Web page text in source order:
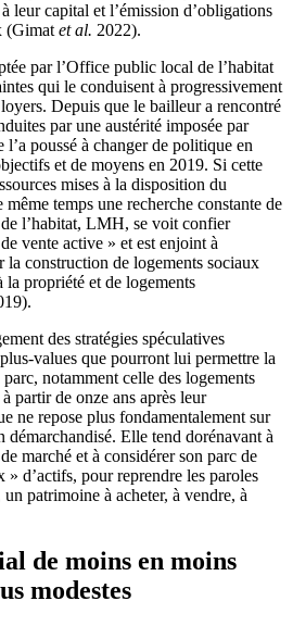
leur capital et l’émission d’obligations
(Gimatet al. 2022).
par l’Office public local de l’habitat
qui le conduisent à progressivement
Depuis que le bailleur a rencontré
par une austérité imposée par
poussé à changer de politique en
et de moyens en 2019. Si cette
mises à la disposition du
temps une recherche constante de
l’habitat, LMH, se voit confier
vente active » et est enjoint à
la construction de logements sociaux
la propriété et de logements
des stratégies spéculatives
values que pourront lui permettre la
notamment celle des logements
partir de onze ans après leur
ne repose plus fondamentalement sur
démarchandisé. Elle tend dorénavant à
marché et à considérer son parc de
d’actifs, pour reprendre les paroles
patrimoine à acheter, à vendre, à
de moins en moins
modestes